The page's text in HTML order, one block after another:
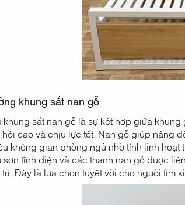
khung sắt nan gỗ
khung sắt nan gỗ là sự kết hợp giữa
cao và chịu lực tốt. Nan gỗ giúp nâng
không gian phòng ngủ nhờ tính linh
sơn tĩnh điện và các thanh nan gỗ được
Đây là lựa chọn tuyệt vời cho người tìm